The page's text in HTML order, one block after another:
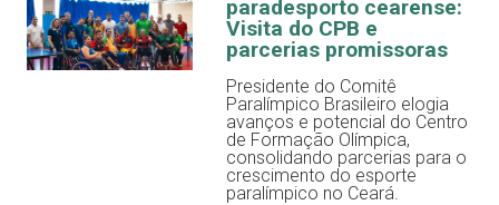
paradesporto cearense:
Visita do CPB e
parcerias promissoras
Presidente do Comitê
Paralímpico Brasileiro elogia
avanços e potencial do Centro
de Formação Olímpica,
consolidando parcerias para o
crescimento do esporte
paralímpico no Ceará.